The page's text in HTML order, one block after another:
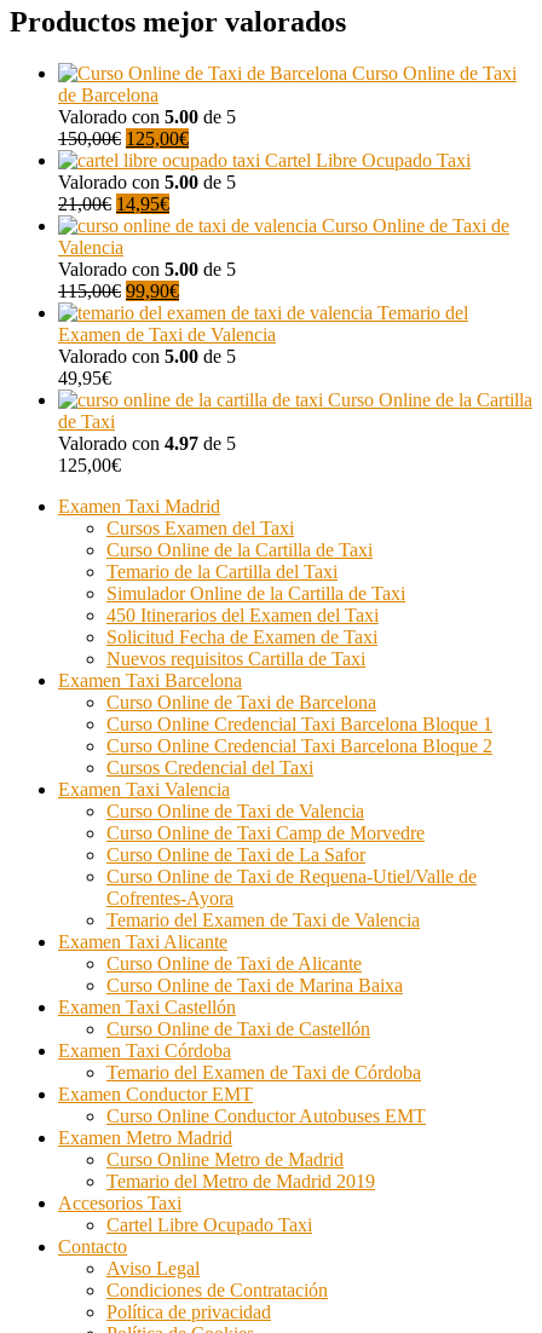
Productos mejor valorados
Curso Online de Taxi
de Barcelona
Valorado con 5.00 de 5
150,00€ El
precio
original
era:
150,00€.
125,00€El
precio
actual
125,00€.
Cartel Libre Ocupado Taxi
Valorado con 5.00 de 5
21,00€ El
precio
original
era:
21,00€.
14,95€El
precio
es:
14,95€.
Curso Online de Taxi de
Valencia
Valorado con 5.00 de 5
115,00€ El
precio
original
era:
99,90€El
precio
actual
es:
Temario del
Examen de Taxi de Valencia
Valorado con 5.00 de 5
49,95€
Curso Online de la Cartilla
de Taxi
Valorado con 4.97 de 5
125,00€
Examen Taxi Madrid
Cursos Examen del Taxi
Curso Online de la Cartilla de Taxi
Temario de la Cartilla del Taxi
Simulador Online de la Cartilla de Taxi
450 Itinerarios del Examen del Taxi
Solicitud Fecha de Examen de Taxi
Nuevos requisitos Cartilla de Taxi
Examen Taxi Barcelona
Curso Online de Taxi de Barcelona
Curso Online Credencial Taxi Barcelona Bloque 1
Curso Online Credencial Taxi Barcelona Bloque 2
Cursos Credencial del Taxi
Examen Taxi Valencia
Curso Online de Taxi de Valencia
Curso Online de Taxi Camp de Morvedre
Curso Online de Taxi de La Safor
Curso Online de Taxi de Requena-Utiel/Valle de
Cofrentes-Ayora
Temario del Examen de Taxi de Valencia
Examen Taxi Alicante
Curso Online de Taxi de Alicante
Curso Online de Taxi de Marina Baixa
Examen Taxi Castellón
Curso Online de Taxi de Castellón
Examen Taxi Córdoba
Temario del Examen de Taxi de Córdoba
Examen Conductor EMT
Curso Online Conductor Autobuses EMT
Examen Metro Madrid
Curso Online Metro de Madrid
Temario del Metro de Madrid 2019
Accesorios Taxi
Cartel Libre Ocupado Taxi
Contacto
Aviso Legal
Condiciones de Contratación
Política de privacidad